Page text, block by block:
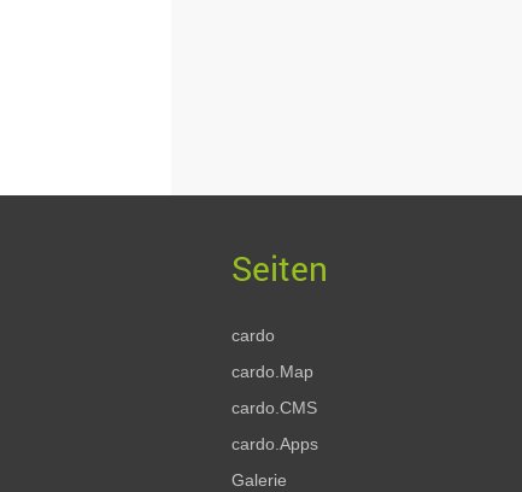
cardo
cardo.Map
cardo.CMS
cardo.Apps
Galerie